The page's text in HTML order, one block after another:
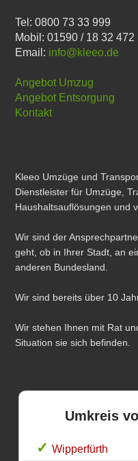
Tel: 0800 73 33 999
Mobil: 01590 / 18 32 472
Email: info@kleeo.de
Angebot Umzug
Angebot Entsorgung
Kontakt
Kleeo Umzüge und
Dienstleister für Umzüge,
Haushaltsauflösungen und
Wir sind der
geht, ob in Ihrer Stadt, an
anderen Bundesland.
Wir sind bereits über 10
Wir stehen Ihnen mit Rat
Situation sie sich befinden.
Umkreis
Wipperfürth